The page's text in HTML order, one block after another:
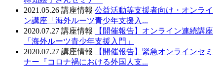
2021.05.26 講座情報 公益活動等支援者向け・オンライ
ン講座「海外ルーツ青少年支援入...
2020.07.27 講座情報
【開催報告】オンライン連続講座
「海外ルーツ青少年支援入門」
2020.07.27 講座情報
【開催報告】緊急オンラインセミ
ナー『コロナ禍における外国人支...